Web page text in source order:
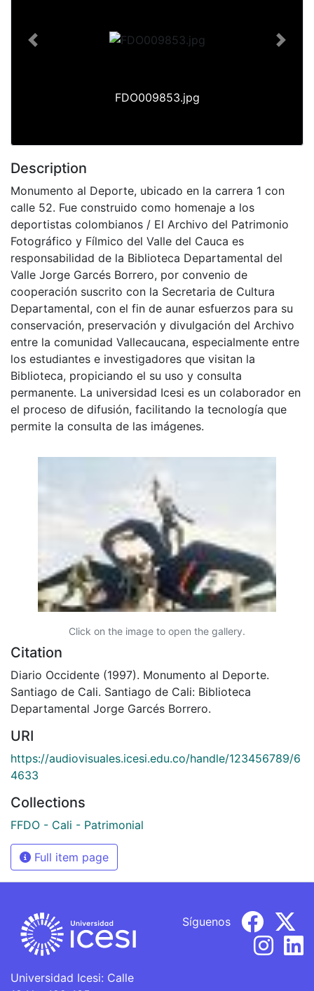
FDO009853.jpg
Previous Next
Description
Monumento al Deporte, ubicado en la carrera 1 con
calle 52. Fue construido como homenaje a los
deportistas colombianos / El Archivo del Patrimonio
Fotográfico y Fílmico del Valle del Cauca es
responsabilidad de la Biblioteca Departamental del
Valle Jorge Garcés Borrero, por convenio de
cooperación suscrito con la Secretaria de Cultura
Departamental, con el fin de aunar esfuerzos para su
conservación, preservación y divulgación del Archivo
entre la comunidad Vallecaucana, especialmente entre
los estudiantes e investigadores que visitan la
Biblioteca, propiciando el su uso y consulta
permanente. La universidad Icesi es un colaborador en
el proceso de difusión, facilitando la tecnología que
permite la consulta de las imágenes.
Click on the image to open the gallery.
Citation
Diario Occidente (1997). Monumento al Deporte.
Santiago de Cali. Santiago de Cali: Biblioteca
Departamental Jorge Garcés Borrero.
URI
https://audiovisuales.icesi.edu.co/handle/123456789/6
4633
Collections
FFDO - Cali - Patrimonial
Full item page
Universidad Icesi: Calle
Síguenos